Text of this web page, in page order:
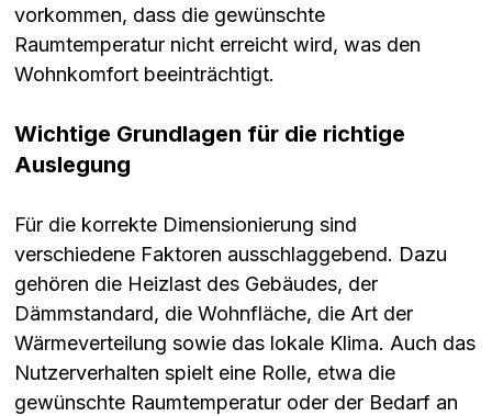
vorkommen, dass die gewünschte
Raumtemperatur nicht erreicht wird, was den
Wohnkomfort beeinträchtigt.
Wichtige Grundlagen für die richtige
Auslegung
Für die korrekte Dimensionierung sind
verschiedene Faktoren ausschlaggebend. Dazu
gehören die Heizlast des Gebäudes, der
Dämmstandard, die Wohnfläche, die Art der
Wärmeverteilung sowie das lokale Klima. Auch das
Nutzerverhalten spielt eine Rolle, etwa die
gewünschte Raumtemperatur oder der Bedarf an